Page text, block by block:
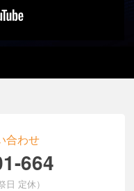
合わせ
664
定休）